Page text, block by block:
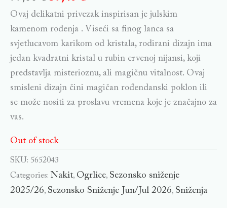
Ovaj delikatni privezak inspirisan je julskim
kamenom rođenja . Viseći sa finog lanca sa
svjetlucavom karikom od kristala, rodirani dizajn ima
jedan kvadratni kristal u rubin crvenoj nijansi, koji
predstavlja misterioznu, ali magičnu vitalnost. Ovaj
smisleni dizajn čini magičan rođendanski poklon ili
se može nositi za proslavu vremena koje je značajno za
vas.
Out of stock
SKU: 5652043
Categories: Nakit, Ogrlice, Sezonsko sniženje
2025/26, Sezonsko Sniženje Jun/Jul 2026, Sniženja